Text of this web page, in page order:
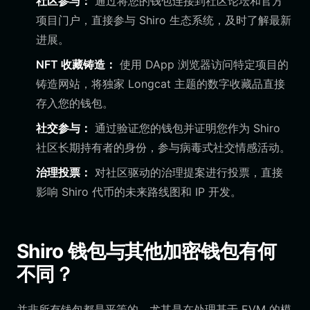
项目门户，直接参与 Shiro 生态系统，及时了解最新
进展。
NFT 收藏铸造： 使用 DApp 浏览器访问特定项目的
铸造网站，将独家 Longcat 主题的数字收藏品直接
存入您的钱包。
社交参与： 通过验证您的钱包并证明您作为 Shiro
社区长期持有者的身份，参与病毒式社交情感活动。
治理投票： 对社区驱动的治理提案进行投票，直接
影响 Shiro 代币的未来路线图和 IP 开发。
Shiro 钱包与其他加密钱包有何
不同？